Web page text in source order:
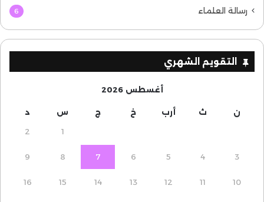
رسالة العلماء 6
التقويم الشهري
أغسطس 2026
ن ث أرب خ ج س د
1
2
3
4
5
6
7
8
9
10
11
12
13
14
15
16